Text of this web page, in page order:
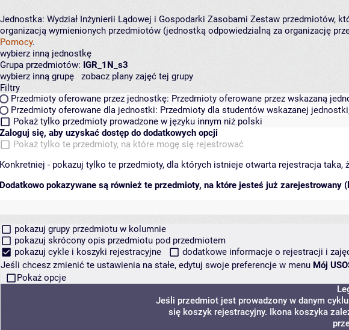
Jednostka: Wydział Inżynierii Lądowej i Gospodarki Zasobami Zestaw przedmiotów,
organizacją wymienionych przedmiotów (jednostką odpowiedzialną za organizację
Pomocy.
wybierz inną jednostkę
Grupa przedmiotów: IGR_1N_s3
wybierz inną grupę
zobacz plany zajęć tej grupy
Filtry
Przedmioty oferowane przez jednostkę: Przedmioty oferowane przez wskazaną
Przedmioty oferowane dla jednostki: Przedmioty dla studentów wskazanej
Pokaż tylko przedmioty prowadzone w języku innym niż polski
Zaloguj się, aby uzyskać dostęp do dodatkowych opcji
Pokaż tylko te przedmioty, na które mogę się rejestrować
Konkretniej - pokazuj tylko te przedmioty, dla których istnieje otwarta rejestracja taka,
Dodatkowo pokazywane są również te przedmioty, na które jesteś już zarejestrowany
pokazuj grupy przedmiotu w kolumnie
pokazuj skrócony opis przedmiotu pod przedmiotem
pokazuj cykle i koszyki rejestracyjne
dodatkowe informacje o rejestracji i
Jeśli chcesz zmienić te ustawienia na stałe, edytuj swoje preferencje w menu Mój
Pokaż opcje
Jeśli przedmiot jest prowadzony w danym
się koszyk rejestracyjny. Ikona koszyka